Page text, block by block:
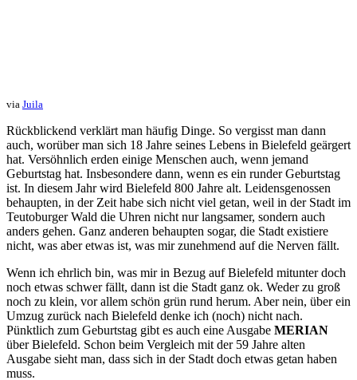
via Juila
Rückblickend verklärt man häufig Dinge. So vergisst man dann
auch, worüber man sich 18 Jahre seines Lebens in Bielefeld geärgert
hat. Versöhnlich erden einige Menschen auch, wenn jemand
Geburtstag hat. Insbesondere dann, wenn es ein runder Geburtstag
ist. In diesem Jahr wird Bielefeld 800 Jahre alt. Leidensgenossen
behaupten, in der Zeit habe sich nicht viel getan, weil in der Stadt im
Teutoburger Wald die Uhren nicht nur langsamer, sondern auch
anders gehen. Ganz anderen behaupten sogar, die Stadt existiere
nicht, was aber etwas ist, was mir zunehmend auf die Nerven fällt.
Wenn ich ehrlich bin, was mir in Bezug auf Bielefeld mitunter doch
noch etwas schwer fällt, dann ist die Stadt ganz ok. Weder zu groß
noch zu klein, vor allem schön grün rund herum. Aber nein, über ein
Umzug zurück nach Bielefeld denke ich (noch) nicht nach.
Pünktlich zum Geburtstag gibt es auch eine Ausgabe MERIAN
über Bielefeld. Schon beim Vergleich mit der 59 Jahre alten
Ausgabe sieht man, dass sich in der Stadt doch etwas getan haben
muss.